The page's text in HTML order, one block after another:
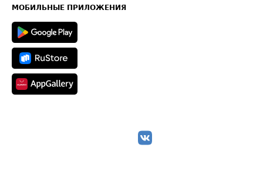
Техническая информация
МОБИЛЬНЫЕ ПРИЛОЖЕНИЯ